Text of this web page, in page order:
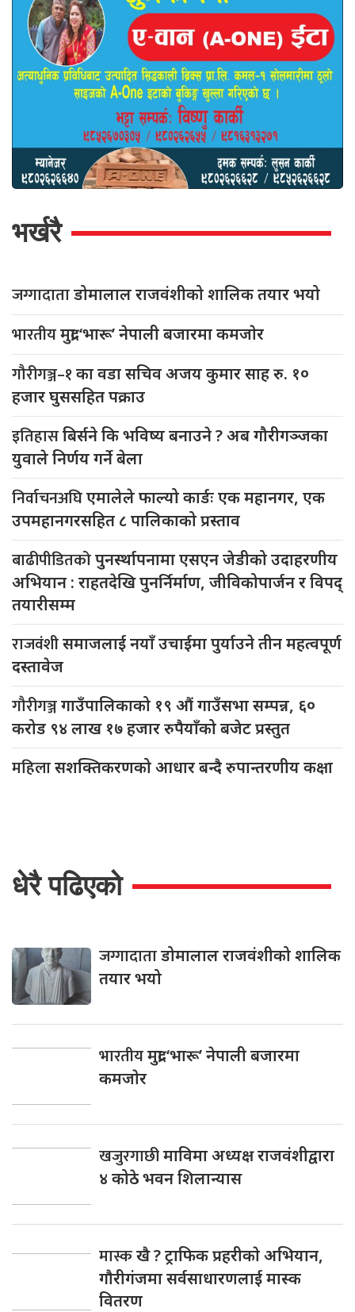
भर्खरै
जग्गादाताडोमालाल राजवंशीको शालिक तयार भयो
भारतीयमुद्रा ‘भारू’ नेपाली बजारमा कमजाेर
गौरीगञ्ज–१का वडा सचिव अजय कुमार साह रु. १०
हजार घुससहित पक्राउ
इतिहासबिर्सने कि भविष्य बनाउने ? अब गौरीगञ्जका
युवाले निर्णय गर्ने बेला
निर्वाचनअघिएमालेले फाल्यो कार्डः एक महानगर, एक
उपमहानगरसहित ८ पालिकाको प्रस्ताव
बाढीपीडितकोपुनर्स्थापनामा एसएन जेडीको उदाहरणीय
अभियान : राहतदेखि पुनर्निर्माण, जीविकोपार्जन र विपद्
तयारीसम्म
राजवंशीसमाजलाई नयाँ उचाईमा पुर्याउने तीन महत्वपूर्ण
दस्तावेज
गौरीगञ्जगाउँपालिकाको १९ औं गाउँसभा सम्पन्न, ६०
करोड ९४ लाख १७ हजार रुपैयाँको बजेट प्रस्तुत
महिलासशक्तिकरणको आधार बन्दै रुपान्तरणीय कक्षा
धेरै पढिएको
जग्गादाताडोमालाल राजवंशीको शालिक
तयार भयो
भारतीयमुद्रा ‘भारू’ नेपाली बजारमा
कमजाेर
खजुरगाछीमाविमा अध्यक्ष राजवंशीद्वारा
४ कोठे भवन शिलान्यास
मास्कखै ? ट्राफिक प्रहरीकाे अभियान,
गाैरीगंजमा सर्वसाधारणलाई मास्क
वितरण